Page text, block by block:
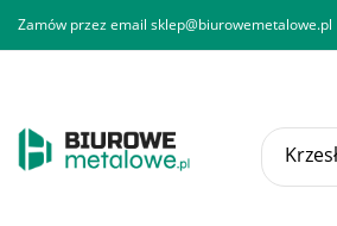
Zamów przez email sklep@biurowemetalowe.pl